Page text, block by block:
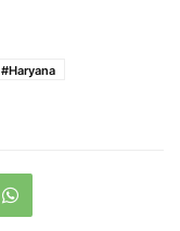
#Haryana